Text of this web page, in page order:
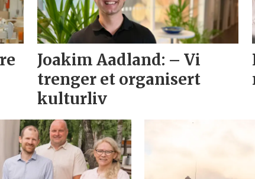
Joakim Aadland: – Vi
trenger et organisert
kulturliv